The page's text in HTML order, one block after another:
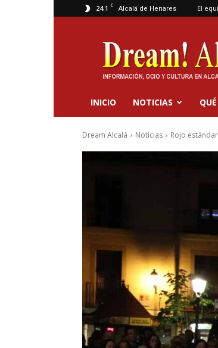
24.1 C Alcalá de Henares El
Dream
Alcalá
INICIO NOTICIAS
Dream Alcalá Noticias Rojo